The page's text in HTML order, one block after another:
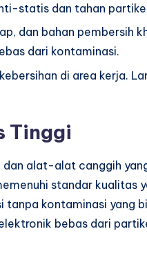
statis dan tahan
dan bahan pembersih
dari kontaminasi.
di area kerja.
Tinggi
alat-alat canggih
standar kualitas
kontaminasi yang
bebas dari